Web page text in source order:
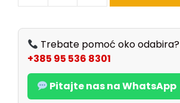
Trebate pomoć oko odabira?
+385 95 536 8301
Pitajte nas na WhatsApp